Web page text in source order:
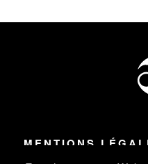
MENTIONS